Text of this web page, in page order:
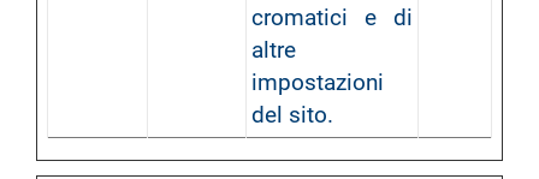
cromatici e di
altre
impostazioni
del sito.